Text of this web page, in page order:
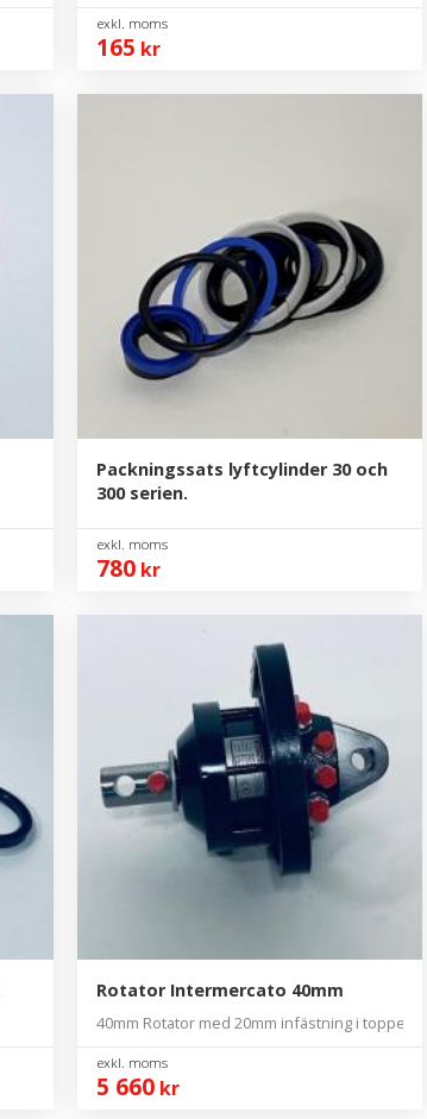
165 kr
Packningssats lyftcylinder 30 och
300 serien.
780 kr
Rotator Intermercato 40mm
40mm Rotator med 20mm infästning i toppen
5 660 kr